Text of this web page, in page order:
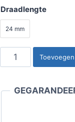
Draadlengte
24 mm
Wielbout
Conisch
kop),